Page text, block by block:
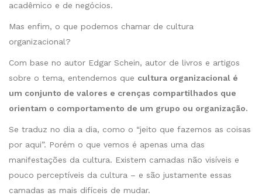
acadêmico e de negócios.
Mas enfim, o que podemos chamar de cultura
organizacional?
Com base no autor Edgar Schein, autor de livros e artigos
sobre o tema, entendemos que cultura organizacional é
um conjunto de valores e crenças compartilhados que
orientam o comportamento de um grupo ou organização.
Se traduz no dia a dia, como o “jeito que fazemos as coisas
por aqui”. Porém o que vemos é apenas uma das
manifestações da cultura. Existem camadas não visíveis e
pouco perceptíveis da cultura – e são justamente essas
camadas as mais difíceis de mudar.